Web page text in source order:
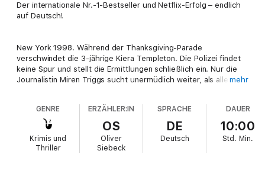
Der internationale Nr.-1-Bestseller und Netflix-Erfolg – endlich
auf Deutsch!
New York 1998. Während der Thanksgiving-Parade
verschwindet die 3-jährige Kiera Templeton. Die Polizei findet
keine Spur und stellt die Ermittlungen schließlich ein. Nur die
Journalistin Miren Triggs sucht unermüdlich weiter, als alle
Video auf. Erst ist nur Schneegestöber zu sehen, dann erkennt
man ein Zimmer. Ein Mädchen spielt mit einem Puppenhaus. Es
ist eindeutig Kiera. Doch wo steckt sie? Jahr für Jahr folgt ein
weiteres Video, das Kiera in dem Zimmer mit dem Puppenhaus
zeigt – bis zu ihrem 15. Geburtstag. Diesmal ist das Zimmer
mehr
GENRE
Krimis und
Thriller
ERZÄHLER:IN
OS
Oliver
Siebeck
SPRACHE
DE
Deutsch
DAUER
10:00
Std. Min.